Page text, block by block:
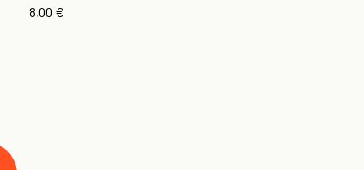
8,00 €